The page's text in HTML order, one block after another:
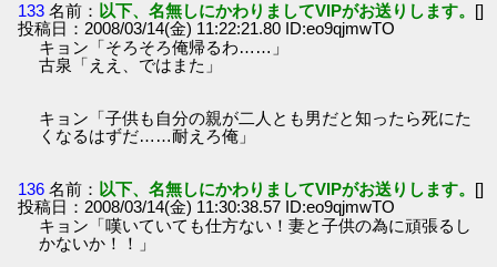
133 名前： 以下、名無しにかわりましてVIPがお送りします。 []
投稿日：2008/03/14(金) 11:22:21.80 ID:eo9qjmwTO
キョン「そろそろ俺帰るわ……」
古泉「ええ、ではまた」
キョン「子供も自分の親が二人とも男だと知ったら死にた
くなるはずだ……耐えろ俺」
136 名前： 以下、名無しにかわりましてVIPがお送りします。 []
投稿日：2008/03/14(金) 11:30:38.57 ID:eo9qjmwTO
キョン「嘆いていても仕方ない！妻と子供の為に頑張るし
かないか！！」